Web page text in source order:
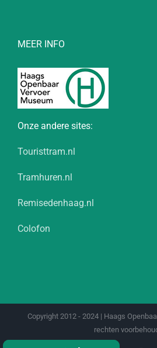
MEER INFO
Onze andere sites:
Touristtram.nl
Tramhuren.nl
Remisedenhaag.nl
Colofon
Copyright 2012 - 2024 | Haags
rechten